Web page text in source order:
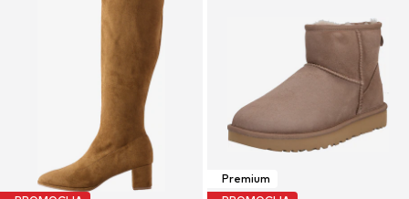
Premium